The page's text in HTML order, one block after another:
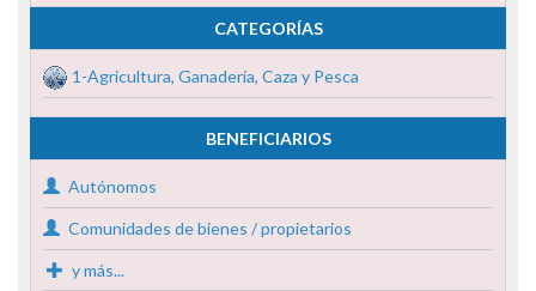
CATEGORÍAS
1-Agricultura, Ganadería, Caza y Pesca
BENEFICIARIOS
Autónomos
Comunidades de bienes / propietarios
y más...